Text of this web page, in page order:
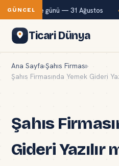
GÜNCEL
son ödeme günü — 31 Ağustos
Ticari Dünya
Ana Sayfa›Şahıs Firması›
Şahıs Firmasında Yemek Gideri
Şahıs
Gideri Yazılır